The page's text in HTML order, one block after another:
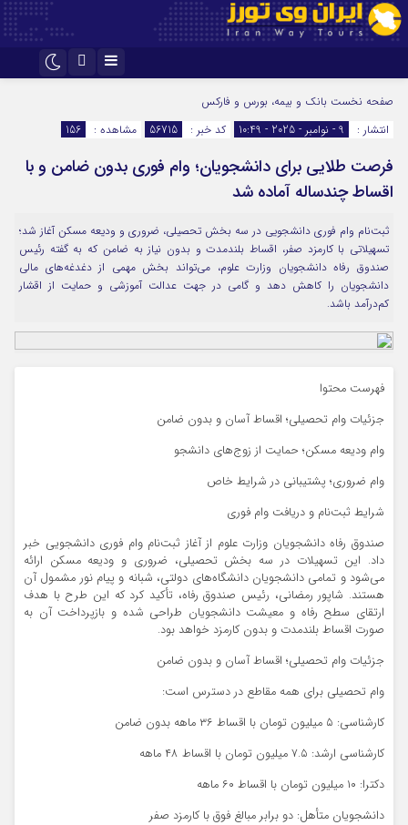
اینستاگرام
صفحه نخست بانک و بیمه، بورس و فارکس
انتشار :
9 - نوامبر - 2025 - 10:49 کد خبر : 56715 مشاهده : 156
فرصت طلایی برای دانشجویان؛ وام فوری بدون ضامن و با
اقساط چندساله آماده شد
ثبت‌نام وام فوری دانشجویی در سه بخش تحصیلی، ضروری و ودیعه مسکن آغاز شد؛
تسهیلاتی با کارمزد صفر، اقساط بلندمدت و بدون نیاز به ضامن که به گفته رئیس
صندوق رفاه دانشجویان وزارت علوم، می‌تواند بخش مهمی از دغدغه‌های مالی
دانشجویان را کاهش دهد و گامی در جهت عدالت آموزشی و حمایت از اقشار
کم‌درآمد باشد.
فهرست محتوا
جزئیات وام تحصیلی؛ اقساط آسان و بدون ضامن
وام ودیعه مسکن؛ حمایت از زوج‌های دانشجو
وام ضروری؛ پشتیبانی در شرایط خاص
شرایط ثبت‌نام و دریافت وام فوری
صندوق رفاه دانشجویان وزارت علوم از آغاز ثبت‌نام وام فوری دانشجویی خبر
داد. این تسهیلات در سه بخش تحصیلی، ضروری و ودیعه مسکن ارائه
می‌شود و تمامی دانشجویان دانشگاه‌های دولتی، شبانه و پیام نور مشمول آن
هستند. شاپور رمضانی، رئیس صندوق رفاه، تأکید کرد که این طرح با هدف
ارتقای سطح رفاه و معیشت دانشجویان طراحی شده و بازپرداخت آن به
صورت اقساط بلندمدت و بدون کارمزد خواهد بود.
جزئیات وام تحصیلی؛ اقساط آسان و بدون ضامن
وام تحصیلی برای همه مقاطع در دسترس است:
کارشناسی: ۵ میلیون تومان با اقساط ۳۶ ماهه بدون ضامن
کارشناسی ارشد: ۷.۵ میلیون تومان با اقساط ۴۸ ماهه
دکترا: ۱۰ میلیون تومان با اقساط ۶۰ ماهه
دانشجویان متأهل: دو برابر مبالغ فوق با کارمزد صفر